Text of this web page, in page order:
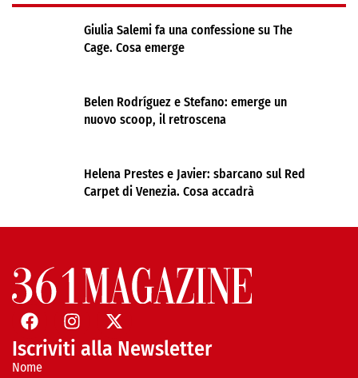
Giulia Salemi fa una confessione su The
Cage. Cosa emerge
Belen Rodríguez e Stefano: emerge un
nuovo scoop, il retroscena
Helena Prestes e Javier: sbarcano sul Red
Carpet di Venezia. Cosa accadrà
Iscriviti alla Newsletter
Nome